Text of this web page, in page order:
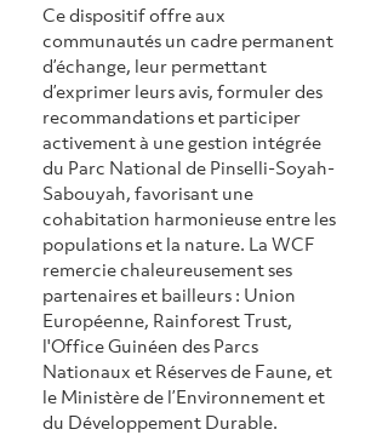
Ce dispositif offre aux
communautés un cadre permanent
d’échange, leur permettant
d’exprimer leurs avis, formuler des
recommandations et participer
activement à une gestion intégrée
du Parc National de Pinselli-Soyah-
Sabouyah, favorisant une
cohabitation harmonieuse entre les
populations et la nature. La WCF
remercie chaleureusement ses
partenaires et bailleurs : Union
Européenne, Rainforest Trust,
l'Office Guinéen des Parcs
Nationaux et Réserves de Faune, et
le Ministère de l’Environnement et
du Développement Durable.